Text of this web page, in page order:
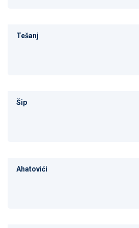
Tešanj
Šip
Ahatovići